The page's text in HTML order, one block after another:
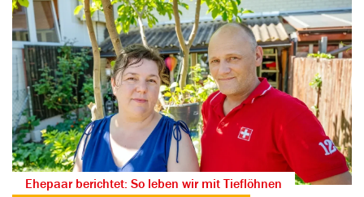
Ehepaar berichtet: So leben wir mit Tieflöhnen